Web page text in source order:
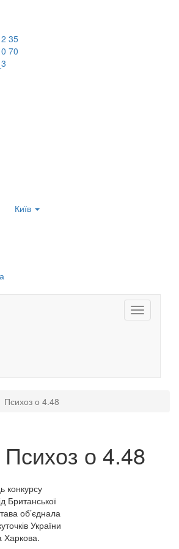
35
70
Київ
Toggle
navigation
Психоз о 4.48
Психоз о 4.48
конкурсу
Британської
об’єднала
України
Харкова.